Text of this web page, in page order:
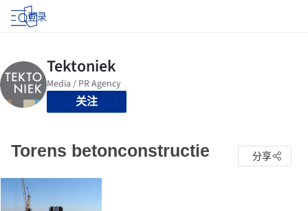
登录
关注
Torens betonconstructie 分享